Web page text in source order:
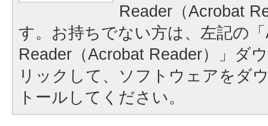
Reader（Acrobat
す。お持ちでない方は、左記の
Reader（Acrobat Reader）」ダ
リックして、ソフトウェアをダ
トールしてください。